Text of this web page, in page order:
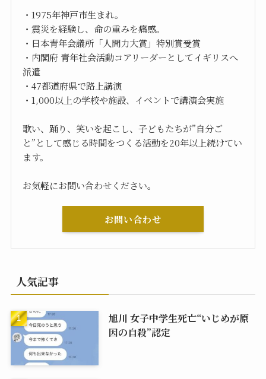
・1975年神戸市生まれ。
・震災を経験し、命の重みを痛感。
・日本青年会議所「人間力大賞」特別賞受賞
・内閣府 青年社会活動コアリーダーとしてイギリスへ
派遣
・47都道府県で路上講演
・1,000以上の学校や施設、イベントで講演会実施
歌い、踊り、笑いを起こし、子どもたちが”自分ご
と”として感じる時間をつくる活動を20年以上続けてい
ます。
お気軽にお問い合わせください。
お問い合わせ
人気記事
旭川 女子中学生死亡“いじめが原
因の自殺”認定